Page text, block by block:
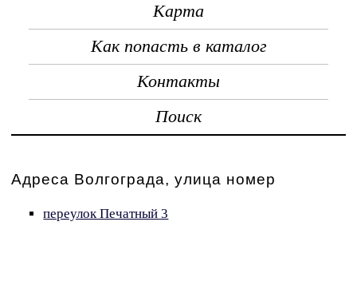
Карта
Как попасть в каталог
Контакты
Поиск
Адреса Волгограда, улица номер
переулок Печатный 3